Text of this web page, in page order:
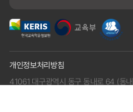
개인정보처리방침
41061 대구광역시 동구 동내로 64 (동